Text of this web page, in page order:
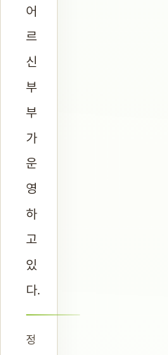
어
르
신
부
부
가
운
영
하
고
있
다.
정